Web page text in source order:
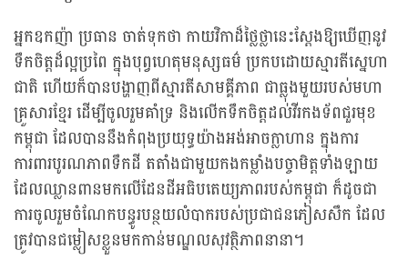
អ្នកឧកញ៉ា ប្រធាន ចាត់ទុកថា កាយវិកាដ៏ថ្លៃថ្លានេះស្តែងឱ្យឃើញនូវ
ទឹកចិត្តដ៏ល្អប្រពៃ ក្នុងបុព្វហេតុមនុស្សធម៌ ប្រកបដោយស្មារតីស្នេហា
ជាតិ ហើយក៏បានបង្ហាញពីស្មារតីសាមគ្គីភាព ជាធ្លុងមួយរបស់មហា
គ្រួសារខ្មែរ ដើម្បីចូលរួមគាំទ្រ និងលើកទឹកចិត្តដល់វីរកងទ័ពជួរមុខ
កម្ពុជា ដែលបាននឹងកំពុងប្រយុទ្ធយ៉ាងអង់អាចក្លាហាន ក្នុងការ
ការពារបូរណភាពទឹកដី តតាំងជាមួយកងកម្លាំងបច្ចាមិត្តទាំងឡាយ
ដែលឈ្លានពានមកលើដែនដីអធិបតេយ្យភាពរបស់កម្ពុជា ក៏ដូចជា
ការចូលរួមចំណែកបន្ធូរបន្ថយលំបាករបស់ប្រជាជនភៀសសឹក ដែល
ត្រូវបានជម្លៀសខ្លួនមកកាន់មណ្ឌលសុវត្ថិភាពនានា។